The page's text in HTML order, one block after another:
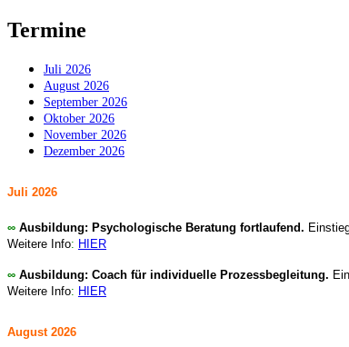
Termine
Juli 2026
August 2026
September 2026
Oktober 2026
November 2026
Dezember 2026
Juli 2026
∞ Ausbildung: Psychologische Beratung fortlaufend.
Weitere Info: HIER
∞ Ausbildung: Coach für individuelle Prozessbegleitung.
Weitere Info: HIER
August 2026